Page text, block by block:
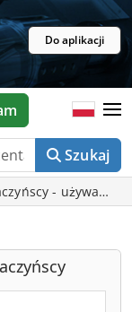
Do aplikacji
Szukaj
- używane